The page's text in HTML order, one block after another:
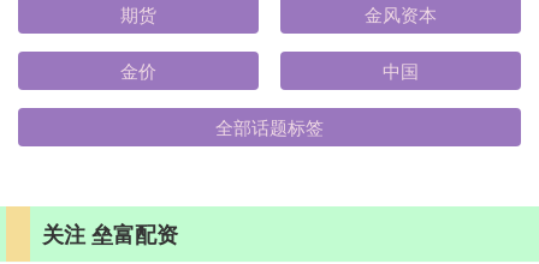
期货 金风资本
金价 中国
全部话题标签
关注 垒富配资